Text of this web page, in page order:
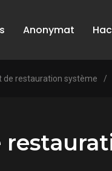
Anonymat
de restauration système /